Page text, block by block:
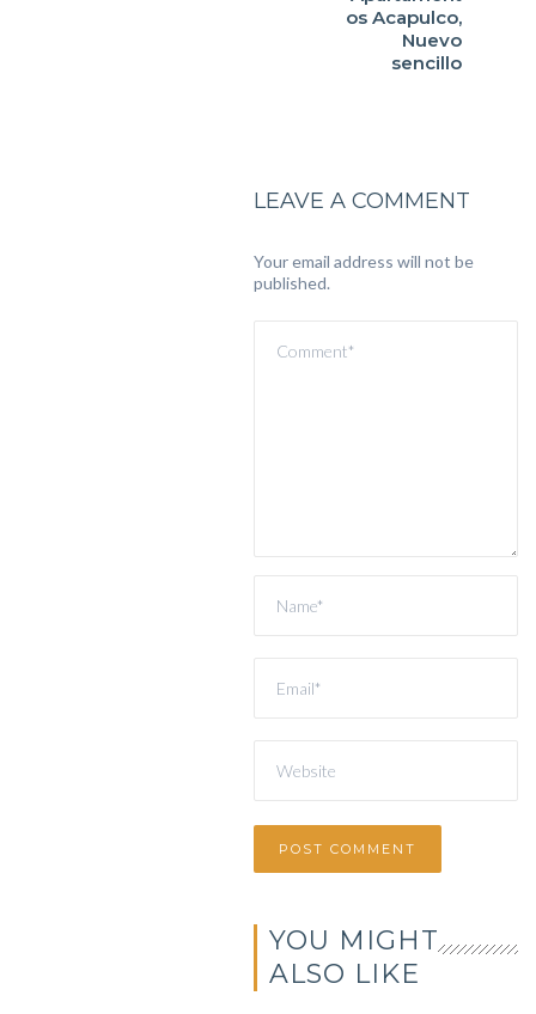
os Acapulco,
Nuevo
sencillo
LEAVE A COMMENT
Your email address will not be
published.
YOU MIGHT
ALSO LIKE